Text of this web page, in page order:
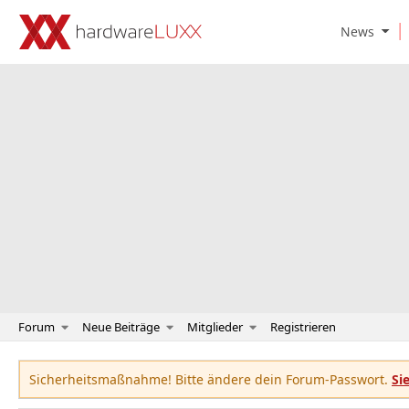
News O
Forum Neue Beiträge Mitglieder Registrieren
Sicherheitsmaßnahme! Bitte ändere dein Forum-Passwort.